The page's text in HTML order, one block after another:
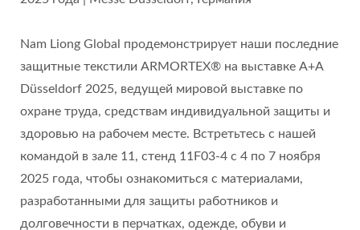
Nam Liong Global продемонстрирует наши последние
защитные текстили ARMORTEX® на выставке A+A
Düsseldorf 2025, ведущей мировой выставке по
охране труда, средствам индивидуальной защиты и
здоровью на рабочем месте. Встретьтесь с нашей
командой в зале 11, стенд 11F03-4 с 4 по 7 ноября
2025 года, чтобы ознакомиться с материалами,
разработанными для защиты работников и
долговечности в перчатках, одежде, обуви и